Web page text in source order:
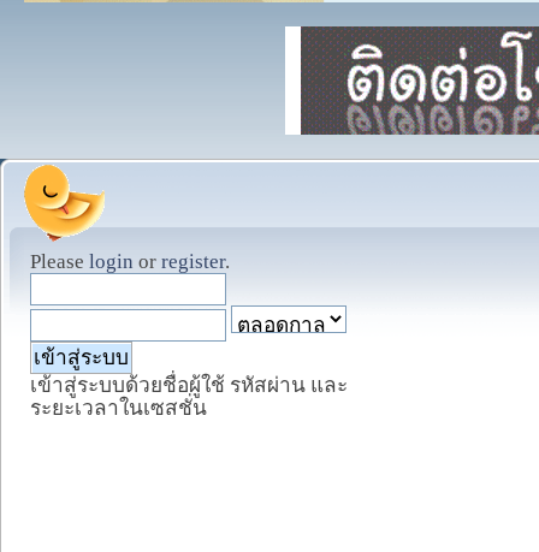
Please login or register.
เข้าสู่ระบบด้วยชื่อผู้ใช้ รหัสผ่าน และ
ระยะเวลาในเซสชั่น